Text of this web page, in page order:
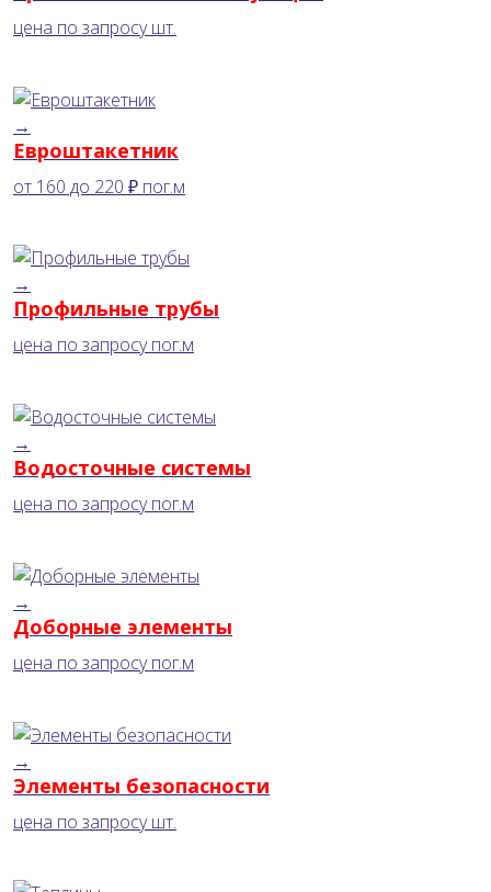
цена по запросу шт.
→
Евроштакетник
от 160 до 220 ₽ пог.м
→
Профильные трубы
цена по запросу пог.м
→
Водосточные системы
цена по запросу пог.м
→
Доборные элементы
цена по запросу пог.м
→
Элементы безопасности
цена по запросу шт.